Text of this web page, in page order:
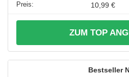
10,99 €
ZUM TOP